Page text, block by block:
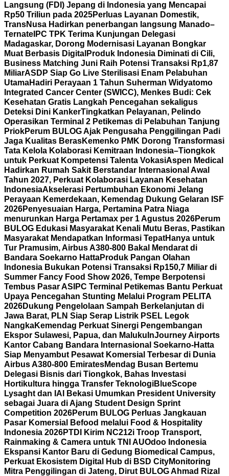
Langsung (FDI) Jepang di Indonesia yang Mencapai
Rp50 Triliun pada 2025Perluas Layanan Domestik,
TransNusa Hadirkan penerbangan langsung Manado–
Ternate IPC TPK Terima Kunjungan Delegasi
Madagaskar, Dorong Modernisasi Layanan Bongkar
Muat Berbasis Digital Produk Indonesia Diminati di Cili,
Business Matching Juni Raih Potensi Transaksi Rp1,87
MiliarASDP Siap Go Live Sterilisasi Enam Pelabuhan
UtamaHadiri Perayaan 1 Tahun Suherman Widyatomo
Integrated Cancer Center (SWICC), Menkes Budi: Cek
Kesehatan Gratis Langkah Pencegahan sekaligus
Deteksi Dini KankerTingkatkan Pelayanan, Pelindo
Operasikan Terminal 2 Petikemas di Pelabuhan Tanjung
PriokPerum BULOG Ajak Pengusaha Penggilingan Padi
Jaga Kualitas BerasKemenko PMK Dorong Transformasi
Tata Kelola Kolaborasi Kemitraan Indonesia–Tiongkok
untuk Perkuat Kompetensi Talenta VokasiAspen Medical
Hadirkan Rumah Sakit Berstandar Internasional Awal
Tahun 2027, Perkuat Kolaborasi Layanan Kesehatan
IndonesiaAkselerasi Pertumbuhan Ekonomi Jelang
Perayaan Kemerdekaan, Kemendag Dukung Gelaran ISF
2026Penyesuaian Harga, Pertamina Patra Niaga
menurunkan Harga Pertamax per 1 Agustus 2026Perum
BULOG Edukasi Masyarakat Kenali Mutu Beras, Pastikan
Masyarakat Mendapatkan Informasi TepatHanya untuk
Tur Pramusim, Airbus A380-800 Bakal Mendarat di
Bandara Soekarno HattaProduk Pangan Olahan
Indonesia Bukukan Potensi Transaksi Rp150,7 Miliar di
Summer Fancy Food Show 2026, Tempe Berpotensi
Tembus Pasar AS IPC Terminal Petikemas Bantu Perkuat
Upaya Pencegahan Stunting Melalui Program PELITA
2026Dukung Pengelolaan Sampah Berkelanjutan di
Jawa Barat, PLN Siap Serap Listrik PSEL Legok
NangkaKemendag Perkuat Sinergi Pengembangan
Ekspor Sulawesi, Papua, dan Maluku InJourney Airports
Kantor Cabang Bandara Internasional Soekarno-Hatta
Siap Menyambut Pesawat Komersial Terbesar di Dunia
Airbus A380-800 EmiratesMendag Busan Bertemu
Delegasi Bisnis dari Tiongkok, Bahas Investasi
Hortikultura hingga Transfer TeknologiBlueScope
Lysaght dan IAI Bekasi Umumkan President University
sebagai Juara di Ajang Student Design Sprint
Competition 2026Perum BULOG Perluas Jangkauan
Pasar Komersial Befood melalui Food & Hospitality
Indonesia 2026PTDI Kirim NC212i Troop Transport,
Rainmaking & Camera untuk TNI AUOdoo Indonesia
Ekspansi Kantor Baru di Gedung Biomedical Campus,
Perkuat Ekosistem Digital Hub di BSD CityMonitoring
Mitra Penggilingan di Jateng, Dirut BULOG Ahmad Rizal